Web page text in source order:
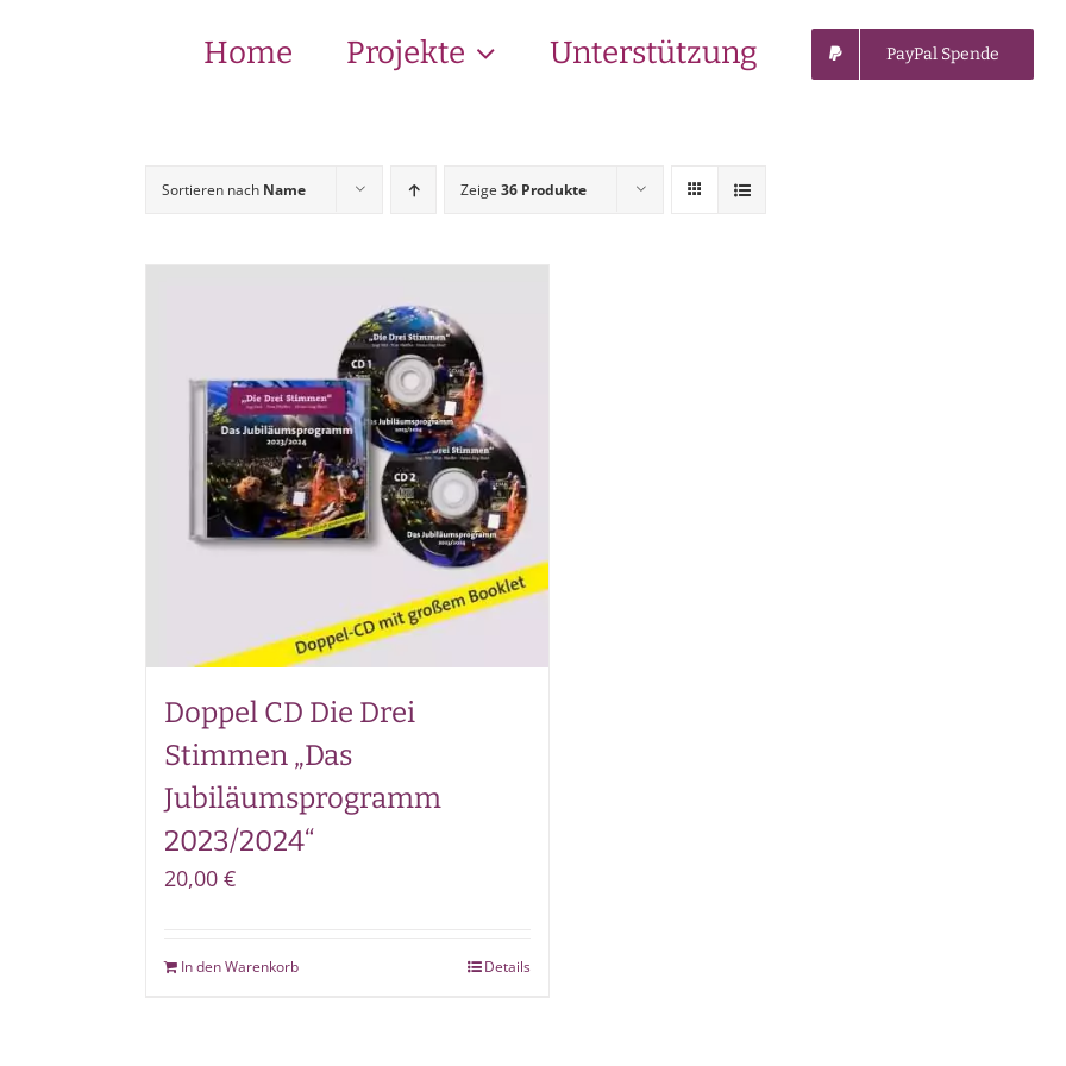
Home Projekte Unterstützung PayPal Spende
Sortieren nach Name Zeige 36 Produkte
Doppel CD Die Drei
Stimmen „Das
Jubiläumsprogramm
2023/2024“
20,00 €
In den Warenkorb Details